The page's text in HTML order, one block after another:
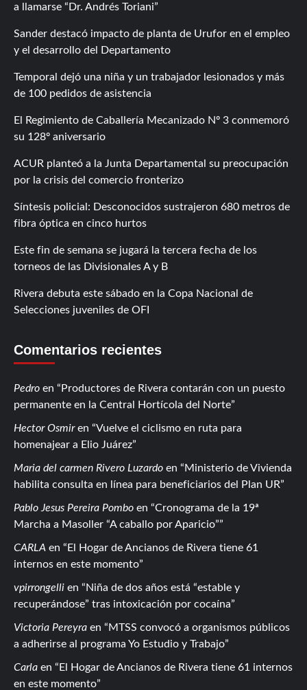
a llamarse “Dr. Andrés Toriani”
Sander destacó impacto de planta de Urufor en el empleo
y el desarrollo del Departamento
Temporal dejó una niña y un trabajador lesionados y más
de 100 pedidos de asistencia
El Regimiento de Caballería Mecanizado Nº 3 conmemoró
su 128º aniversario
ACUR planteó a la Junta Departamental su preocupación
por la crisis del comercio fronterizo
Síntesis policial: Desconocidos sustrajeron 680 metros de
fibra óptica en cinco hurtos
Este fin de semana se jugará la tercera fecha de los
torneos de las Divisionales A y B
Rivera debuta este sábado en la Copa Nacional de
Selecciones juveniles de OFI
Comentarios recientes
Pedro en
Productores de Rivera contarán con un puesto
permanente en la Central Hortícola del Norte
Hector Osmiren
Vuelve el ciclismo en ruta para
homenajear a Elio Juárez
Maria del carmen Rivero Luzardo en
Ministerio de Vivienda
habilita consulta en línea para beneficiarios del Plan UR
Pablo Jesus Pereira Pombo en
Cronograma de la 19ª
Marcha a Masoller “A caballo por Aparicio”
CARLA en
El Hogar de Ancianos de Rivera tiene 61
internos en este momento
vpirrongelli en
Niña de dos años está “estable y
recuperándose” tras intoxicación por cocaína
Victoria Pereyra en
MTSS convocó a organismos públicos
a adherirse al programa Yo Estudio y Trabajo
Carla en
El Hogar de Ancianos de Rivera tiene 61 internos
en este momento